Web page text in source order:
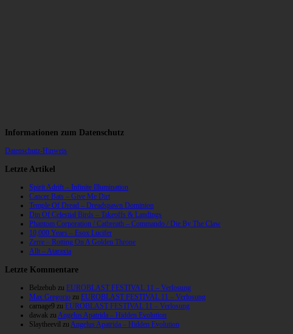
Informationen zum Datenschutz
Datenschutz-Hinweis
Letzte Artikel
Spirit Adrift – Infinite Illumination
Cancer Bats – Give Me Dirt
Temple Of Dread – Dreadspawn Dominion
Din Of Celestial Birds – Takeoffs & Landings
Phantom Corporation / Catbreath – Commando / Die By The Claw
10,000 Years – Esox Lucifer
Zerre – Rotting On A Golden Throne
Allt – Ataraxia
Letzte Kommentare
Belzebub zu EUROBLAST FESTIVAL 11 – Verlosung
Max Gregorio zu EUROBLAST FESTIVAL 11 – Verlosung
carnage9 zu EUROBLAST FESTIVAL 11 – Verlosung
dawak zu Angelus Apatrida – Hidden Evolution
Slaytheevil zu Angelus Apatrida – Hidden Evolution